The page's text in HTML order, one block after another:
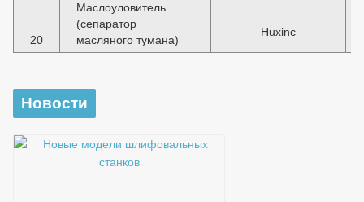
20
Маслоуловитель
(сепаратор
масляного тумана)
Huxinc
Новости